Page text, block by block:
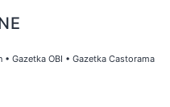
• Gazetka OBI • Gazetka Castorama